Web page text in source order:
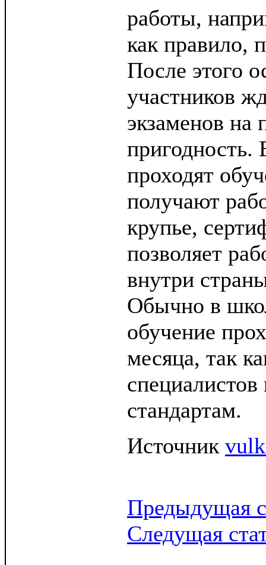
работы,
как правило,
После этого
участников
экзаменов на
пригодность.
проходят
получают
крупье,
позволяет
внутри
Обычно в
обучение
месяца, так
стандартам.
Источник
Предыдущая
Следущая